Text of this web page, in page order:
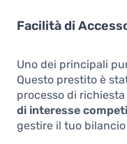
Facilità di
Uno dei principali
Questo prestito è
processo di
di interesse
gestire il tuo bilancio